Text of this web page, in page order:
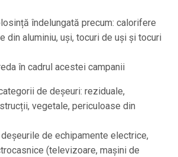
îndelungată precum: calorifere
din aluminiu, uși, tocuri de uși şi tocuri
în cadrul acestei campanii
de deșeuri: reziduale,
vegetale, periculoase din
de echipamente electrice,
(televizoare, mașini de